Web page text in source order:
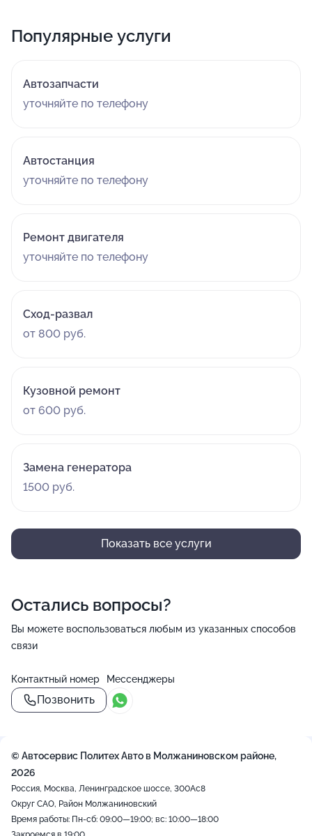
Популярные услуги
Автозапчасти
уточняйте по телефону
Автостанция
уточняйте по телефону
Ремонт двигателя
уточняйте по телефону
Сход-развал
от 800 руб.
Кузовной ремонт
от 600 руб.
Замена генератора
1500 руб.
Показать все услуги
Остались вопросы?
Вы можете воспользоваться любым из указанных способов
связи
Контактный номер
Позвонить
Мессенджеры
© Автосервис Политех Авто в Молжаниновском районе,
2026
Россия, Москва, Ленинградское шоссе, 300Ас8
Округ САО, Район Молжаниновский
Время работы: Пн-сб: 09:00—19:00; вс: 10:00—18:00